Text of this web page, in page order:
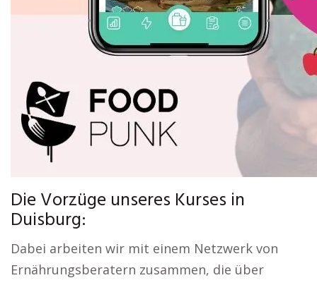
Die Vorzüge unseres Kurses in
Duisburg:
Dabei arbeiten wir mit einem Netzwerk von
Ernährungsberatern zusammen, die über